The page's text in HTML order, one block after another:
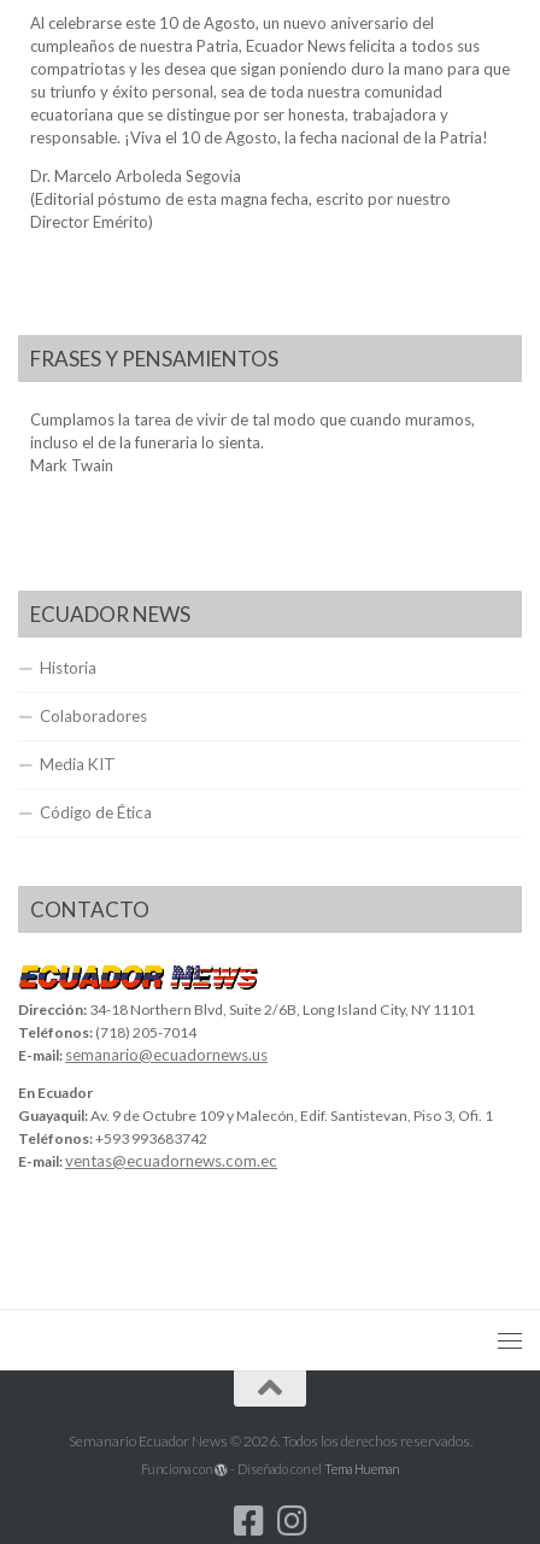
Al celebrarse este 10 de Agosto, un nuevo aniversario del
cumpleaños de nuestra Patria, Ecuador News felicita a todos sus
compatriotas y les desea que sigan poniendo duro la mano para que
su triunfo y éxito personal, sea de toda nuestra comunidad
ecuatoriana que se distingue por ser honesta, trabajadora y
responsable. ¡Viva el 10 de Agosto, la fecha nacional de la Patria!
Dr. Marcelo Arboleda Segovia
(Editorial póstumo de esta magna fecha, escrito por nuestro
Director Emérito)
FRASES Y PENSAMIENTOS
Cumplamos la tarea de vivir de tal modo que cuando muramos,
incluso el de la funeraria lo sienta.
Mark Twain
ECUADOR NEWS
Historia
Colaboradores
Media KIT
Código de Ética
CONTACTO
Dirección: 34-18 Northern Blvd, Suite 2/6B, Long Island City, NY 11101
Teléfonos: (718) 205-7014
E-mail: semanario@ecuadornews.us
En Ecuador
Guayaquil:Av. 9 de Octubre 109 y Malecón, Edif. Santistevan, Piso 3, Ofi. 1
Teléfonos:+593 993683742
E-mail:ventas@ecuadornews.com.ec
Semanario Ecuador News © 2026. Todos los derechos reservados.
Funciona con - Diseñado con el Tema Hueman